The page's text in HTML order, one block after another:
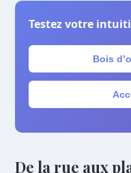
Testez votre
Bois
De la rue aux